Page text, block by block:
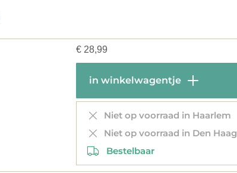
€ 28,99
in winkelwagentje
Niet op voorraad in Haarlem
Niet op voorraad in Den Haag
Bestelbaar